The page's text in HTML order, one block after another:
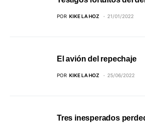
POR KIKE LA HOZ 21/01/2022
El avión del repechaje
POR KIKE LA HOZ 25/06/2022
Tres inesperados